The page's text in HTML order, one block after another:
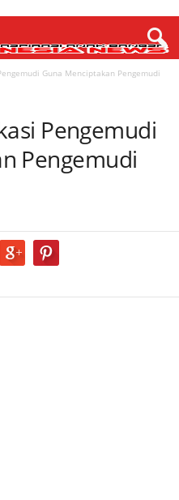
Guna Menciptakan Pengemudi
Pengemudi
Pengemudi